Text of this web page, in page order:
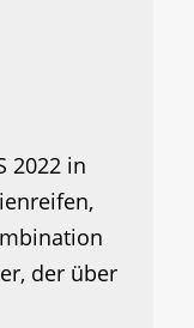
2022 in
der über